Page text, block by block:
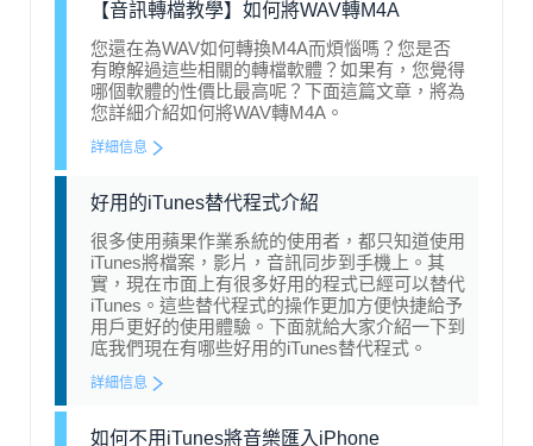
【音訊轉檔教學】如何將WAV轉M4A
您還在為WAV如何轉換M4A而煩惱嗎？您是否
有瞭解過這些相關的轉檔軟體？如果有，您覺得
哪個軟體的性價比最高呢？下面這篇文章，將為
您詳細介紹如何將WAV轉M4A。
詳細信息
好用的iTunes替代程式介紹
很多使用蘋果作業系統的使用者，都只知道使用
iTunes將檔案，影片，音訊同步到手機上。其
實，現在市面上有很多好用的程式已經可以替代
iTunes。這些替代程式的操作更加方便快捷給予
用戶更好的使用體驗。下面就給大家介紹一下到
底我們現在有哪些好用的iTunes替代程式。
詳細信息
如何不用iTunes將音樂匯入iPhone